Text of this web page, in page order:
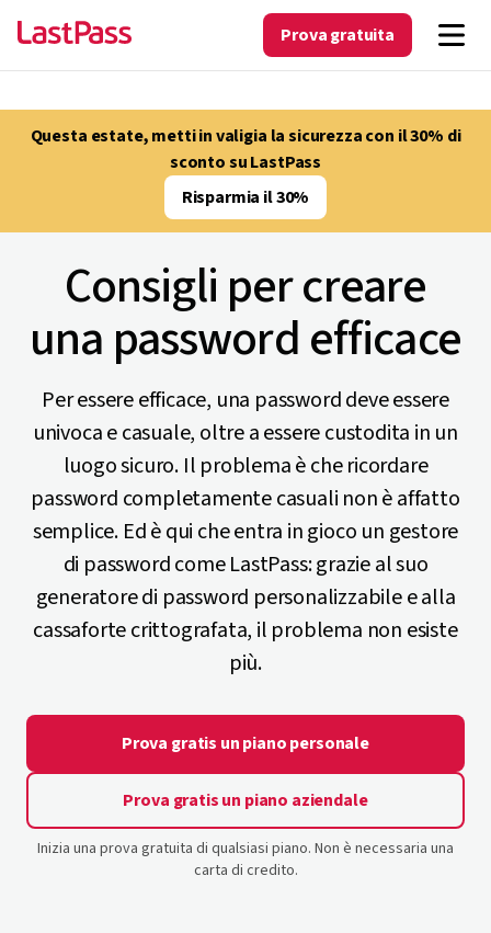
Prova gratuita
Questa estate, metti in valigia la sicurezza con il 30% di
sconto su LastPass
Risparmia il 30%
Consigli per creare
una password efficace
Per essere efficace, una password deve essere
univoca e casuale, oltre a essere custodita in un
luogo sicuro. Il problema è che ricordare
password completamente casuali non è affatto
semplice. Ed è qui che entra in gioco un gestore
di password come LastPass: grazie al suo
generatore di password personalizzabile e alla
cassaforte crittografata, il problema non esiste
più.
Prova gratis un piano personale
Prova gratis un piano aziendale
Inizia una prova gratuita di qualsiasi piano. Non è necessaria una
carta di credito.